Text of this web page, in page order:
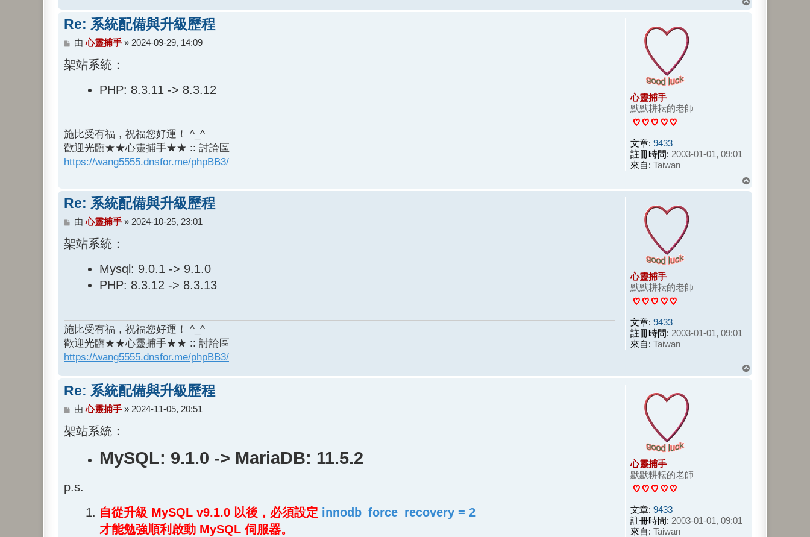
心靈捕手
默默耕耘的老師
文章: 9433
註冊時間: 2003-01-01, 09:01
來自: Taiwan
Re: 系統配備與升級歷程
文
由心靈捕手» 2024-09-29, 14:09
架站系統：
PHP: 8.3.11 -> 8.3.12
施比受有福，祝福您好運！ ^_^
歡迎光臨★★心靈捕手★★ :: 討論區
https://wang5555.dnsfor.me/phpBB3/
心靈捕手
默默耕耘的老師
文章: 9433
註冊時間: 2003-01-01, 09:01
來自: Taiwan
Re: 系統配備與升級歷程
文
由心靈捕手» 2024-10-25, 23:01
架站系統：
Mysql: 9.0.1 -> 9.1.0
PHP: 8.3.12 -> 8.3.13
施比受有福，祝福您好運！ ^_^
歡迎光臨★★心靈捕手★★ :: 討論區
https://wang5555.dnsfor.me/phpBB3/
心靈捕手
默默耕耘的老師
文章: 9433
註冊時間: 2003-01-01, 09:01
來自: Taiwan
Re: 系統配備與升級歷程
文
由心靈捕手» 2024-11-05, 20:51
架站系統：
MySQL: 9.1.0 -> MariaDB: 11.5.2
p.s.
自從升級 MySQL v9.1.0 以後，必須設定 innodb_force_recovery = 2
才能勉強順利啟動 MySQL 伺服器。